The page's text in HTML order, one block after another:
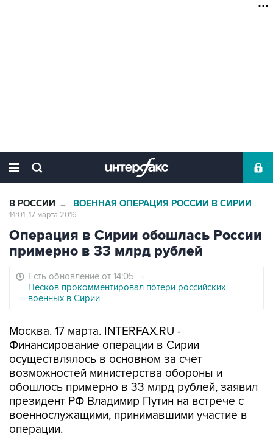
В РОССИИ → ВОЕННАЯ ОПЕРАЦИЯ РОССИИ В СИРИИ
14:01, 17 марта 2016
Операция в Сирии обошлась России
примерно в 33 млрд рублей
Есть обновление от 14:05 →
Песков прокомментировал потери российских
военных в Сирии
Москва. 17 марта. INTERFAX.RU -
Финансирование операции в Сирии
осуществлялось в основном за счет
возможностей министерства обороны и
обошлось примерно в 33 млрд рублей, заявил
президент РФ Владимир Путин на встрече с
военнослужащими, принимавшими участие в
операции.